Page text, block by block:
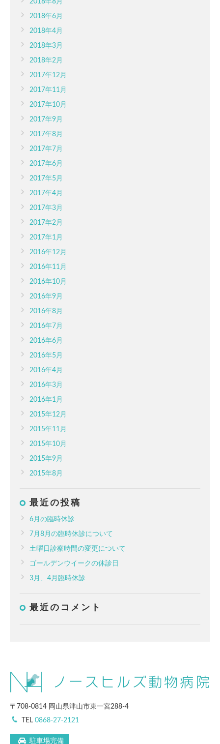
2018年6月
2018年4月
2018年3月
2018年2月
2017年12月
2017年11月
2017年10月
2017年9月
2017年8月
2017年7月
2017年6月
2017年5月
2017年4月
2017年3月
2017年2月
2017年1月
2016年12月
2016年11月
2016年10月
2016年9月
2016年8月
2016年7月
2016年6月
2016年5月
2016年4月
2016年3月
2016年1月
2015年12月
2015年11月
2015年10月
2015年9月
2015年8月
最近の投稿
6月の臨時休診
7月8月の臨時休診について
土曜日診察時間の変更について
ゴールデンウイークの休診日
3月、4月臨時休診
最近のコメント
〒708-0814 岡山県津山市東一宮288-4
TEL0868-27-2121
駐車場完備